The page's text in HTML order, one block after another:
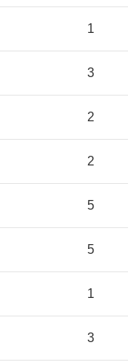
1
3
2
2
5
5
1
3